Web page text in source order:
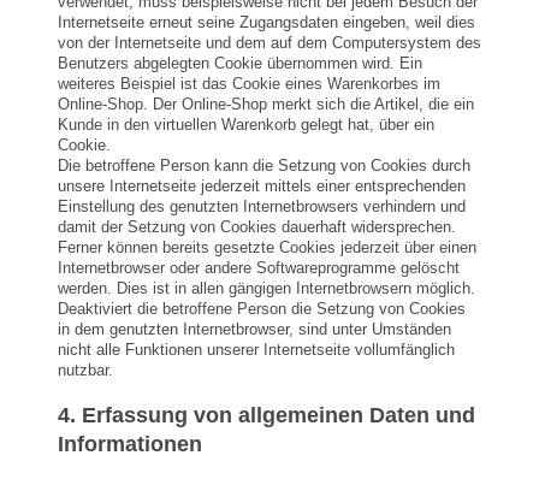
Internetseite erneut seine Zugangsdaten eingeben, weil dies
von der Internetseite und dem auf dem Computersystem des
Benutzers abgelegten Cookie übernommen wird. Ein
weiteres Beispiel ist das Cookie eines Warenkorbes im
Online-Shop. Der Online-Shop merkt sich die Artikel, die ein
Kunde in den virtuellen Warenkorb gelegt hat, über ein
Cookie.
Die betroffene Person kann die Setzung von Cookies durch
unsere Internetseite jederzeit mittels einer entsprechenden
Einstellung des genutzten Internetbrowsers verhindern und
damit der Setzung von Cookies dauerhaft widersprechen.
Ferner können bereits gesetzte Cookies jederzeit über einen
Internetbrowser oder andere Softwareprogramme gelöscht
werden. Dies ist in allen gängigen Internetbrowsern möglich.
Deaktiviert die betroffene Person die Setzung von Cookies
in dem genutzten Internetbrowser, sind unter Umständen
nicht alle Funktionen unserer Internetseite vollumfänglich
nutzbar.
4. Erfassung von allgemeinen Daten und
Informationen